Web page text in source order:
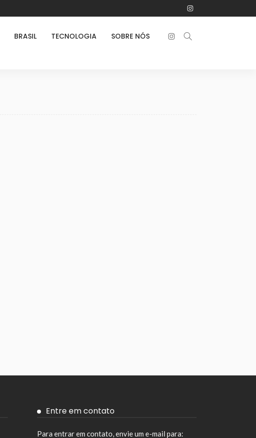
BRASIL TECNOLOGIA SOBRE NÓS
Entre em contato
Para entrar em contato, envie um e-mail para: